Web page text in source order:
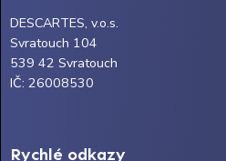
DESCARTES, v.o.s.
Svratouch 104
539 42 Svratouch
IČ: 26008530
Rychlé odkazy